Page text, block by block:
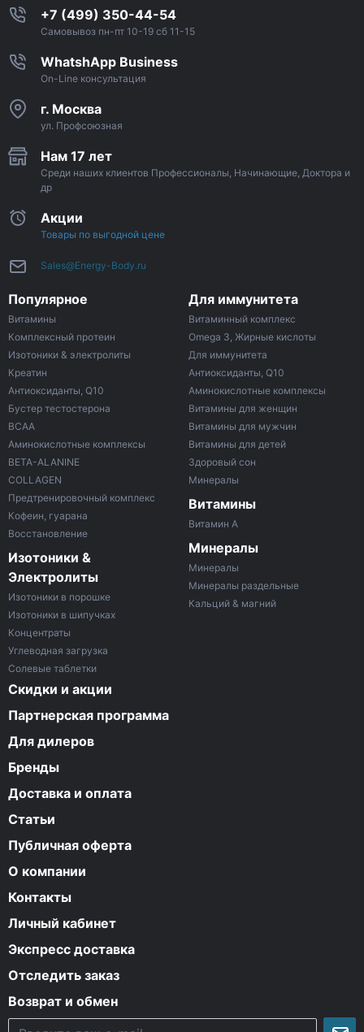
+7 (499) 350-44-54
Самовывоз пн-пт 10-19 сб 11-15
WhatshApp Business
On-Line консультация
г. Москва
ул. Профсоюзная
Нам 17 лет
Среди наших клиентов Профессионалы, Начинающие, Доктора и
др
Акции
Товары по выгодной цене
Sales@Energy-Body.ru
Популярное
Витамины
Комплексный протеин
Изотоники & электролиты
Креатин
Антиоксиданты, Q10
Бустер тестостерона
ВСАА
Аминокислотные комплексы
BETA-ALANINE
COLLAGEN
Предтренировочный комплекс
Кофеин, гуарана
Восстановление
Изотоники &
Электролиты
Изотоники в порошке
Изотоники в шипучках
Концентраты
Углеводная загрузка
Солевые таблетки
Для иммунитета
Витаминный комплекс
Omega 3, Жирные кислоты
Для иммунитета
Антиоксиданты, Q10
Аминокислотные комплексы
Витамины для женщин
Витамины для мужчин
Витамины для детей
Здоровый сон
Минералы
Витамины
Витамин A
Минералы
Минералы
Минералы раздельные
Кальций & магний
Скидки и акции
Партнерская программа
Для дилеров
Бренды
Доставка и оплата
Статьи
Публичная оферта
О компании
Контакты
Личный кабинет
Экспресс доставка
Отследить заказ
Возврат и обмен